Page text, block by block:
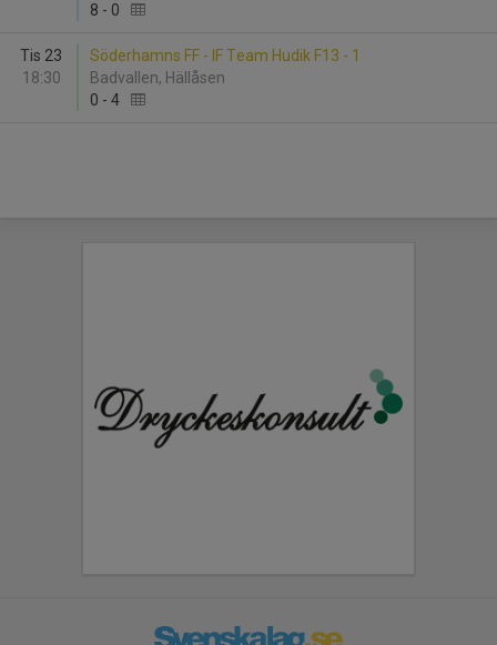
8 - 0
Tis 23
18:30
Söderhamns FF - IF Team Hudik F13 - 1
Badvallen, Hällåsen
0 - 4